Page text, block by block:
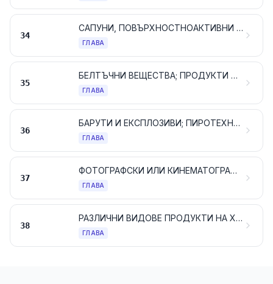
34
САПУНИ, ПОВЪРХНОСТНОАКТИВНИ ОРГАНИЧНИ ПРОДУКТИ, ПРЕПАРАТИ ЗА ПРАНЕ, СМАЗОЧНИ ПРЕПАРАТИ, ИЗКУСТВЕНИ ВОСЪЦИ, ВОСЪЧНИ ПРЕПАРАТИ, ПРЕПАРАТИ ЗА ЛЪСКАНЕ ИЛИ ПОЧИСТВАНЕ, СВЕЩИ И ПОДОБНИ АРТИКУЛИ, ПАСТИ ЗА МОДЕЛИРАНЕ, „ЗЪБОЛЕКАРСКИ ВОСЪЦИ“ И СЪСТАВИ ЗА ЗЪБОЛЕКАРСТВОТО НА БАЗАТА НА ГИПС
ГЛАВА
35
БЕЛТЪЧНИ ВЕЩЕСТВА; ПРОДУКТИ НА БАЗАТА НА МОДИФИЦИРАНИ СКОРБЯЛА ИЛИ НИШЕСТЕ; ЛЕПИЛА; ЕНЗИМИ
ГЛАВА
36
БАРУТИ И ЕКСПЛОЗИВИ; ПИРОТЕХНИЧЕСКИ АРТИКУЛИ; КИБРИТИ; ПИРОФОРНИ СПЛАВИ; ВЪЗПЛАМЕНИТЕЛНИ МАТЕРИАЛИ
ГЛАВА
37
ФОТОГРАФСКИ ИЛИ КИНЕМАТОГРАФСКИ ПРОДУКТИ
ГЛАВА
38
РАЗЛИЧНИ ВИДОВЕ ПРОДУКТИ НА ХИМИЧЕСКАТА ПРОМИШЛЕНОСТ
ГЛАВА